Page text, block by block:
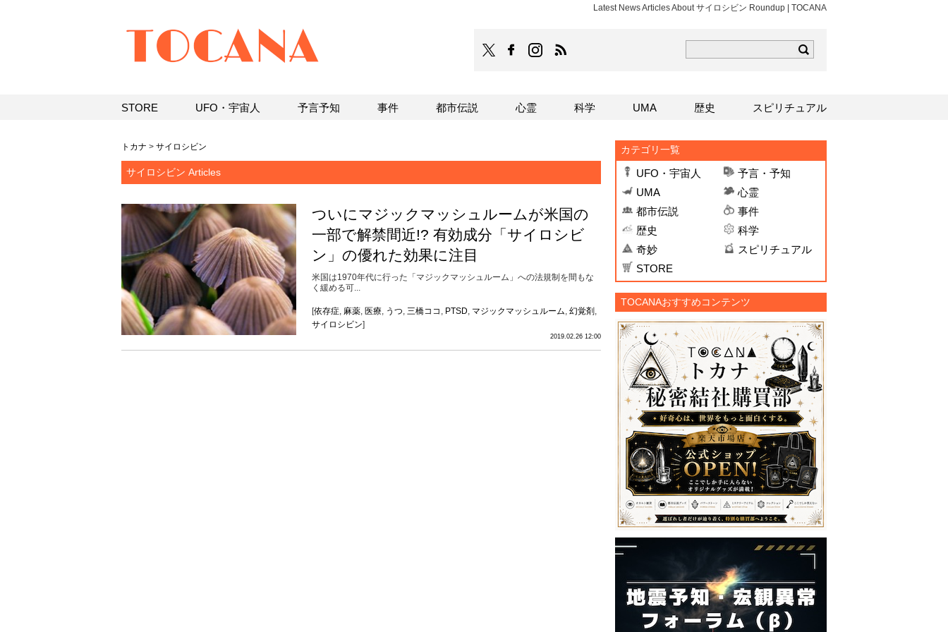
Latest News Articles About サイロシビン Roundup | TOCANA
TOCANAのFacebookはこちら
TOCANAのinstagramはこちら
トカナ > サイロシビン
サイロシビン Articles
ついにマジックマッシュルームが米国の
一部で解禁間近!? 有効成分「サイロシビ
ン」の優れた効果に注目
米国は1970年代に行った「マジックマッシュルーム」への法規制を間もな
く緩める可...
[依存症, 麻薬, 医療, うつ, 三橋ココ , PTSD, マジックマッシュルーム, 幻覚剤 ,
サイロシビン]
2019.02.26 12:00
カテゴリ一覧
UFO・宇宙人
予言・予知
UMA
心霊
都市伝説
事件
歴史
科学
奇妙
スピリチュアル
STORE
TOCANAおすすめコンテンツ
STORE UFO・宇宙人 予言予知 事件 都市伝説 心霊 科学 UMA 歴史 スピリチュアル